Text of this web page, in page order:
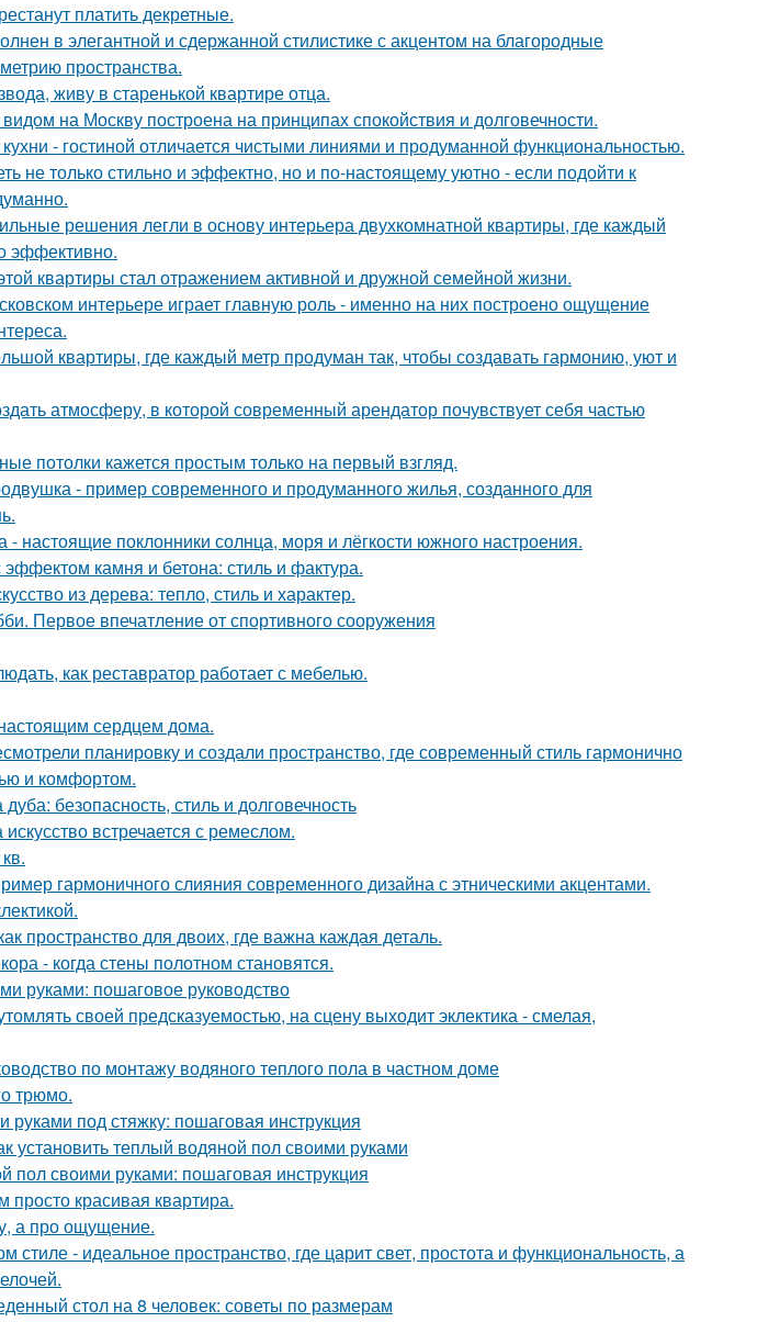
платить декретные.
в элегантной и сдержанной стилистике с акцентом на благородные
пространства.
живу в старенькой квартире отца.
на Москву построена на принципах спокойствия и долговечности.
- гостиной отличается чистыми линиями и продуманной функциональностью.
не только стильно и эффектно, но и по-настоящему уютно - если подойти к
решения легли в основу интерьера двухкомнатной квартиры, где каждый
эффективно.
квартиры стал отражением активной и дружной семейной жизни.
интерьере играет главную роль - именно на них построено ощущение
квартиры, где каждый метр продуман так, чтобы создавать гармонию, уют и
атмосферу, в которой современный арендатор почувствует себя частью
потолки кажется простым только на первый взгляд.
- пример современного и продуманного жилья, созданного для
- настоящие поклонники солнца, моря и лёгкости южного настроения.
камня и бетона: стиль и фактура.
из дерева: тепло, стиль и характер.
Первое впечатление от спортивного сооружения
как реставратор работает с мебелью.
сердцем дома.
планировку и создали пространство, где современный стиль гармонично
и комфортом.
безопасность, стиль и долговечность
встречается с ремеслом.
гармоничного слияния современного дизайна с этническими акцентами.
пространство для двоих, где важна каждая деталь.
- когда стены полотном становятся.
руками: пошаговое руководство
своей предсказуемостью, на сцену выходит эклектика - смелая,
по монтажу водяного теплого пола в частном доме
трюмо.
под стяжку: пошаговая инструкция
установить теплый водяной пол своими руками
пол своими руками: пошаговая инструкция
просто красивая квартира.
а про ощущение.
стиле - идеальное пространство, где царит свет, простота и функциональность, а
стол на 8 человек: советы по размерам